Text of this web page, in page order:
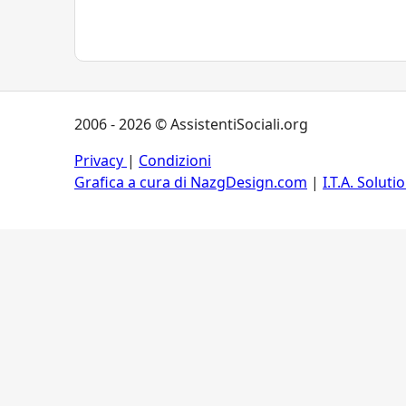
2006 - 2026 © AssistentiSociali.org
Privacy | Condizioni
Grafica a cura di NazgDesign.com | I.T.A.